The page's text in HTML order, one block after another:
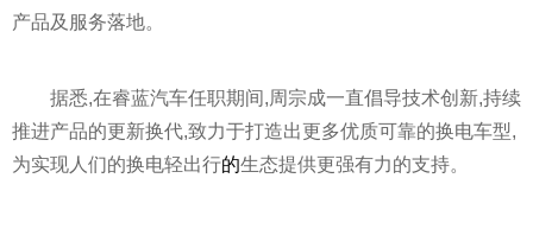
产品及服务落地。
据悉,在睿蓝汽车任职期间,周宗成一直倡导技术创新,持续
推进产品的更新换代,致力于打造出更多优质可靠的换电车型,
为实现人们的换电轻出行的生态提供更强有力的支持。